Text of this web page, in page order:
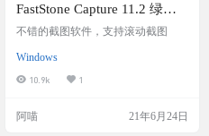
FastStone Capture 11.2 绿色
版 – 最好用的屏幕截图和视
不错的截图软件，支持滚动截图
Windows
10.9k 1
阿喵 21年6月24日